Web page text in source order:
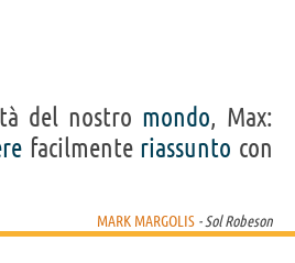
del nostro mondo, Max:
facilmente riassunto con
MARK MARGOLIS - Sol Robeson